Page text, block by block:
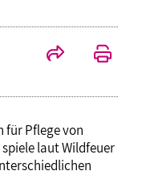
für Pflege von
laut Wildfeuer